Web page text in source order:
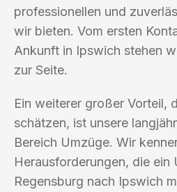
professionellen und
wir bieten. Vom ersten
Ankunft in Ipswich stehen
zur Seite.
Ein weiterer großer Vorteil,
schätzen, ist unsere
Bereich Umzüge. Wir
Herausforderungen, die ein
Regensburg nach Ipswich